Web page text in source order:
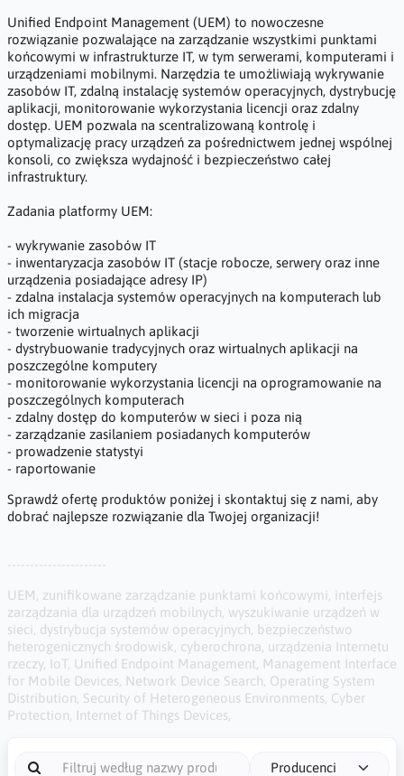
Unified Endpoint Management (UEM) to nowoczesne
rozwiązanie pozwalające na zarządzanie wszystkimi punktami
końcowymi w infrastrukturze IT, w tym serwerami, komputerami i
urządzeniami mobilnymi. Narzędzia te umożliwiają wykrywanie
zasobów IT, zdalną instalację systemów operacyjnych, dystrybucję
aplikacji, monitorowanie wykorzystania licencji oraz zdalny
dostęp. UEM pozwala na scentralizowaną kontrolę i
optymalizację pracy urządzeń za pośrednictwem jednej wspólnej
konsoli, co zwiększa wydajność i bezpieczeństwo całej
infrastruktury.
Zadania platformy UEM:
- wykrywanie zasobów IT
- inwentaryzacja zasobów IT (stacje robocze, serwery oraz inne
urządzenia posiadające adresy IP)
- zdalna instalacja systemów operacyjnych na komputerach lub
ich migracja
- tworzenie wirtualnych aplikacji
- dystrybuowanie tradycyjnych oraz wirtualnych aplikacji na
poszczególne komputery
- monitorowanie wykorzystania licencji na oprogramowanie na
poszczególnych komputerach
- zdalny dostęp do komputerów w sieci i poza nią
- zarządzanie zasilaniem posiadanych komputerów
- prowadzenie statystyi
- raportowanie
Sprawdź ofertę produktów poniżej i skontaktuj się z nami, aby
dobrać najlepsze rozwiązanie dla Twojej organizacji!
UEM, zunifikowane zarządzanie punktami końcowymi, interfejs
zarządzania dla urządzeń mobilnych, wyszukiwanie urządzeń w
sieci, dystrybucja systemów operacyjnych, bezpieczeństwo
heterogenicznych środowisk, cyberochrona, urządzenia Internetu
rzeczy, IoT, Unified Endpoint Management, Management Interface
for Mobile Devices, Network Device Search, Operating System
Distribution, Security of Heterogeneous Environments, Cyber
Protection, Internet of Things Devices,
Producenci